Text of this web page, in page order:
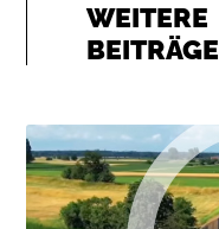
WEITERE
BEITRÄGE